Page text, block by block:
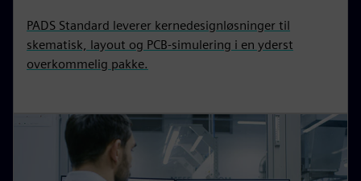
PADS Standard leverer kernedesignløsninger til
skematisk, layout og PCB-simulering i en yderst
overkommelig pakke.